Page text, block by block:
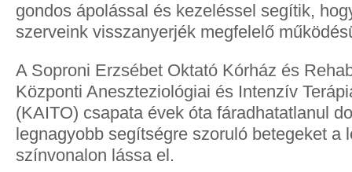
gondos ápolással és kezeléssel segítik,
szerveink visszanyerjék megfelelő
A Soproni Erzsébet Oktató Kórház és
Központi Aneszteziológiai és Intenzív
(KAITO) csapata évek óta fáradhatatlanul
legnagyobb segítségre szoruló betegeket a
színvonalon lássa el.